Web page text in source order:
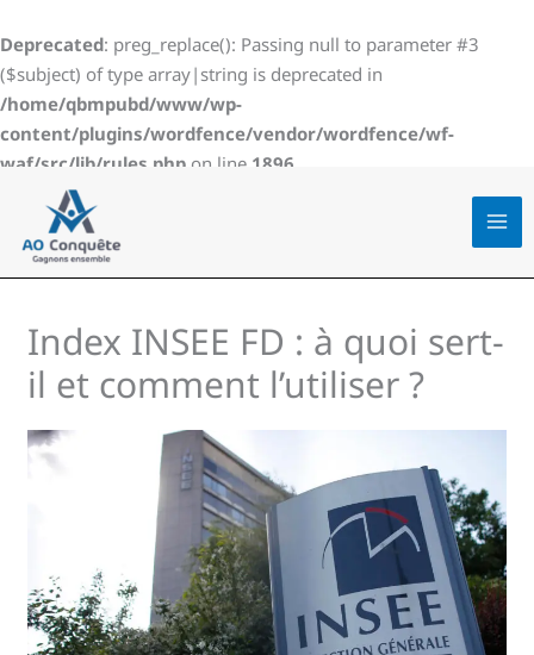
Deprecated: preg_replace(): Passing null to parameter #3
($subject) of type array|string is deprecated in
/home/qbmpubd/www/wp-
content/plugins/wordfence/vendor/wordfence/wf-
waf/src/lib/rules.php on line 1896
au
contenu
Index INSEE FD : à quoi sert-
il et comment l’utiliser ?